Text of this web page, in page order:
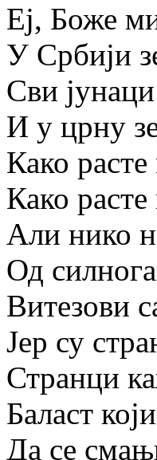
Еј, Боже
У Србији
Сви
И у црну
Како
Како
Али нико
Од
Витезови
Јер су
Странци
Баласт
Да се